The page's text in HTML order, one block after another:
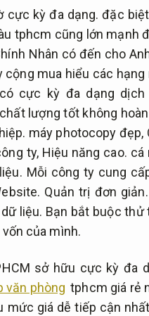
cực kỳ đa dạng. đặc
tphcm cũng lớn mạnh
Nhân có đến cho
mua hiểu các
cực kỳ đa dạng
lượng tốt không
máy photocopy đẹp,
ty, Hiệu năng cao. cá
Mỗi công ty cung
Quản trị đơn giản.
liệu. Bạn bắt buộc thử
của mình.
sở hữu cực kỳ đa
văn phòng tphcm giá rẻ
mức giá dễ tiếp cận